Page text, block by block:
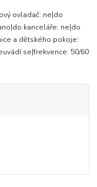
ovladač: ne|do
kanceláře: ne|do
a dětského pokoje:
se|frekvence: 50/60